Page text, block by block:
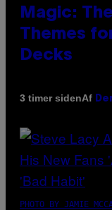
Magic:
Themes
Decks
3 timer sidenAf
PHOTO BY JAMIE